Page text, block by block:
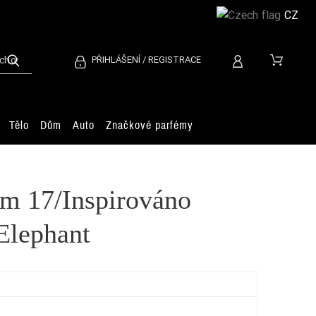
PŘIHLÁŠENÍ / REGISTRACE
Tělo Dům Auto Značkové parfémy
17/Inspirováno
CZ